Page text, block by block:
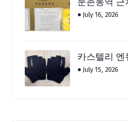
July 16, 2026
카스텔리 엔
July 15, 2026